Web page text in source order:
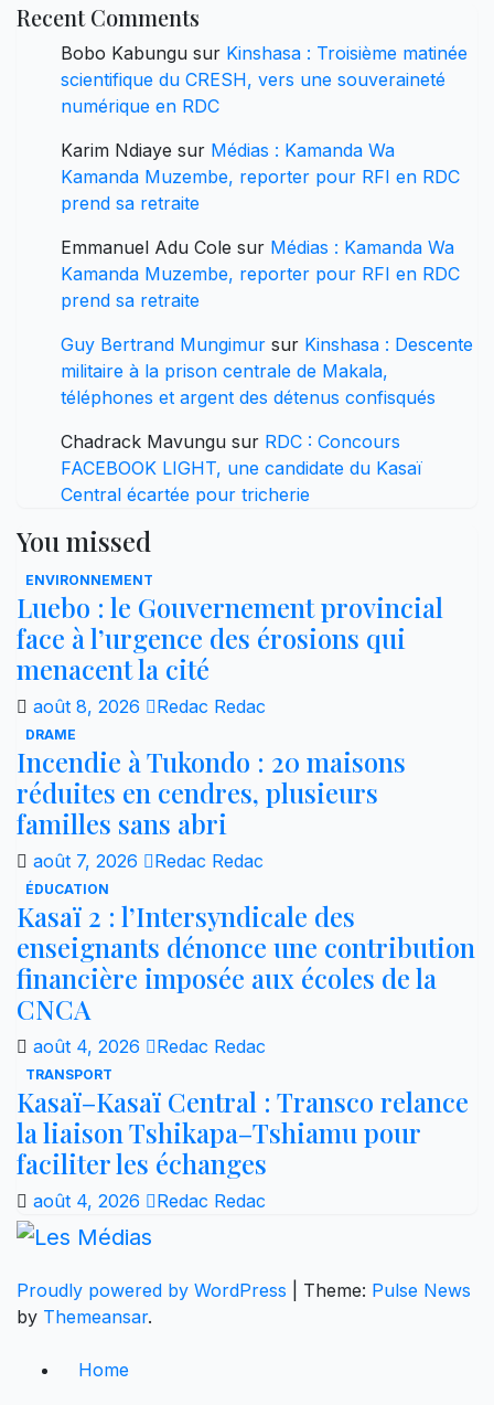
Recent Comments
Bobo Kabungu sur Kinshasa : Troisième matinée
scientifique du CRESH, vers une souveraineté
numérique en RDC
Karim Ndiaye sur Médias : Kamanda Wa
Kamanda Muzembe, reporter pour RFI en RDC
prend sa retraite
Emmanuel Adu Cole sur Médias : Kamanda Wa
Kamanda Muzembe, reporter pour RFI en RDC
prend sa retraite
Guy Bertrand Mungimur sur Kinshasa : Descente
militaire à la prison centrale de Makala,
téléphones et argent des détenus confisqués
Chadrack Mavungu sur RDC : Concours
FACEBOOK LIGHT, une candidate du Kasaï
Central écartée pour tricherie
You missed
ENVIRONNEMENT
Luebo : le Gouvernement provincial
face à l’urgence des érosions qui
menacent la cité
août 8, 2026 Redac Redac
DRAME
Incendie à Tukondo : 20 maisons
réduites en cendres, plusieurs
familles sans abri
août 7, 2026 Redac Redac
ÉDUCATION
Kasaï 2 : l’Intersyndicale des
enseignants dénonce une contribution
financière imposée aux écoles de la
CNCA
août 4, 2026 Redac Redac
TRANSPORT
Kasaï–Kasaï Central : Transco relance
la liaison Tshikapa–Tshiamu pour
faciliter les échanges
août 4, 2026 Redac Redac
Proudly powered by WordPress Theme: Pulse News
by Themeansar.
Home